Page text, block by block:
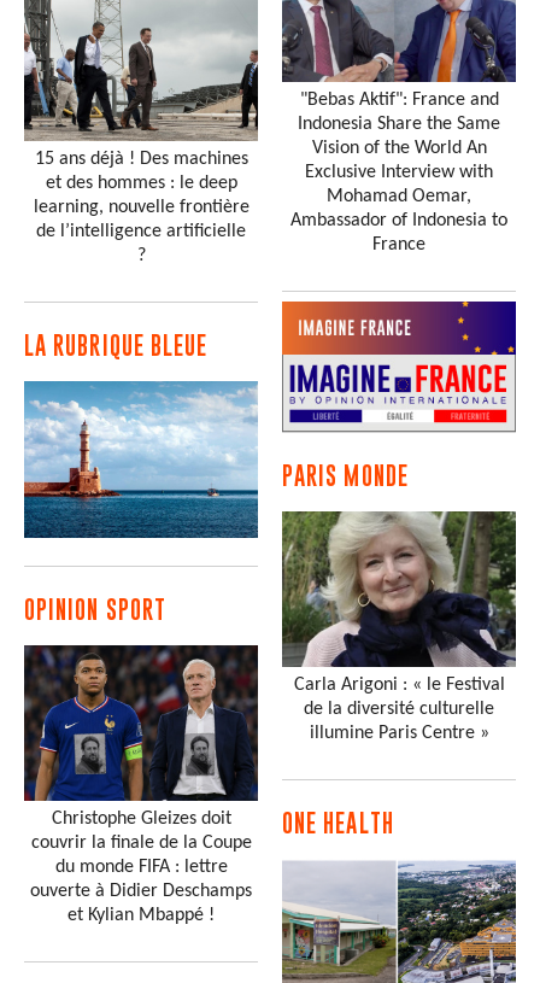
15 ans déjà ! Des machines
et des hommes : le deep
learning, nouvelle frontière
de l’intelligence artificielle
?
LA RUBRIQUE BLEUE
OPINION SPORT
Christophe Gleizes doit
couvrir la finale de la Coupe
du monde FIFA : lettre
ouverte à Didier Deschamps
et Kylian Mbappé !
"Bebas Aktif": France and
Indonesia Share the Same
Vision of the World An
Exclusive Interview with
Mohamad Oemar,
Ambassador of Indonesia to
France
PARIS MONDE
Carla Arigoni : « le Festival
de la diversité culturelle
illumine Paris Centre »
ONE HEALTH